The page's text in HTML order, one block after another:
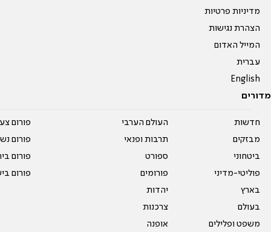
מדיניות פרטיות
הצהרת נגישות
המייל האדום
עברית
English
מדורים
חדשות
מבזקים
ביטחוני
פוליטי-מדיני
בארץ
בעולם
משפט ופלילים
העולם הערבי
תרבות ופנאי
ספורט
פורומים
יהדות
צרכנות
אופנה
פורום
פורום
פורום
פורום